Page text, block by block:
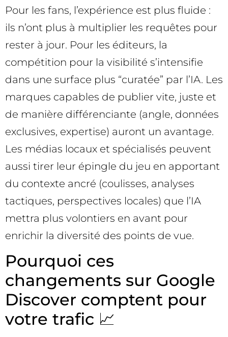
Pour les fans, l’expérience est plus fluide :
ils n’ont plus à multiplier les requêtes pour
rester à jour. Pour les éditeurs, la
compétition pour la visibilité s’intensifie
dans une surface plus “curatée” par l’IA. Les
marques capables de publier vite, juste et
de manière différenciante (angle, données
exclusives, expertise) auront un avantage.
Les médias locaux et spécialisés peuvent
aussi tirer leur épingle du jeu en apportant
du contexte ancré (coulisses, analyses
tactiques, perspectives locales) que l’IA
mettra plus volontiers en avant pour
enrichir la diversité des points de vue.
Pourquoi ces
changements sur Google
Discover comptent pour
votre trafic 📈